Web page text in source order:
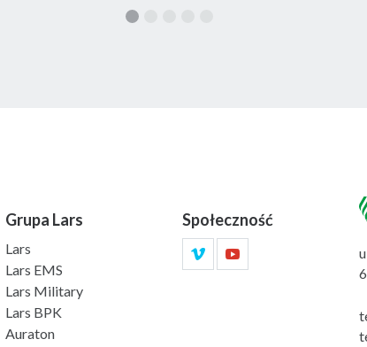
Grupa Lars
Lars
Lars EMS
Lars Military
Lars BPK
Auraton
Społeczność